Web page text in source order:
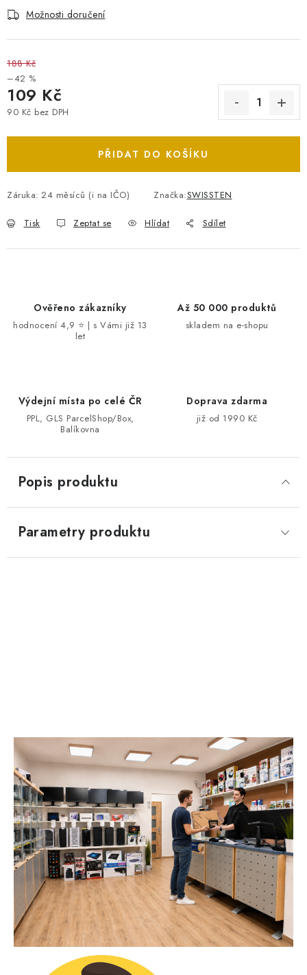
Možnosti doručení
188 Kč
–42 %
109 Kč
90 Kč bez DPH
PŘIDAT DO KOŠÍKU
Záruka: 24 měsíců (i na IČO) Značka:SWISSTEN
Tisk Zeptat se Hlídat Sdílet
Ověřeno zákazníky
hodnocení 4,9 ⭐ | s Vámi již 13
let
Až 50 000 produktů
skladem na e-shopu
Výdejní místa po celé ČR
PPL, GLS ParcelShop/Box,
Balíkovna
Doprava zdarma
již od 1990 Kč
Popis produktu
Parametry produktu